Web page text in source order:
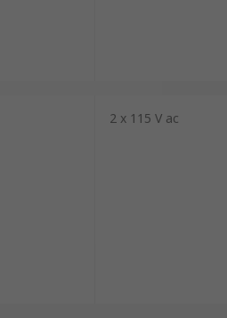
2 x 115 V ac